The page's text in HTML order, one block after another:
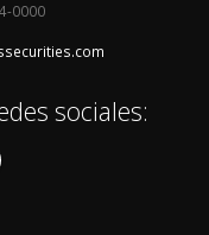
0000
sociales: